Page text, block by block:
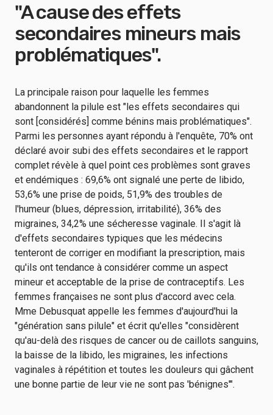
"A cause des effets
secondaires mineurs mais
problématiques".
La principale raison pour laquelle les femmes
abandonnent la pilule est "les effets secondaires qui
sont [considérés] comme bénins mais problématiques".
Parmi les personnes ayant répondu à l'enquête, 70% ont
déclaré avoir subi des effets secondaires et le rapport
complet révèle à quel point ces problèmes sont graves
et endémiques : 69,6% ont signalé une perte de libido,
53,6% une prise de poids, 51,9% des troubles de
l'humeur (blues, dépression, irritabilité), 36% des
migraines, 34,2% une sécheresse vaginale. Il s'agit là
d'effets secondaires typiques que les médecins
tenteront de corriger en modifiant la prescription, mais
qu'ils ont tendance à considérer comme un aspect
mineur et acceptable de la prise de contraceptifs. Les
femmes françaises ne sont plus d'accord avec cela.
Mme Debusquat appelle les femmes d'aujourd'hui la
"génération sans pilule" et écrit qu'elles "considèrent
qu'au-delà des risques de cancer ou de caillots sanguins,
la baisse de la libido, les migraines, les infections
vaginales à répétition et toutes les douleurs qui gâchent
une bonne partie de leur vie ne sont pas 'bénignes'".